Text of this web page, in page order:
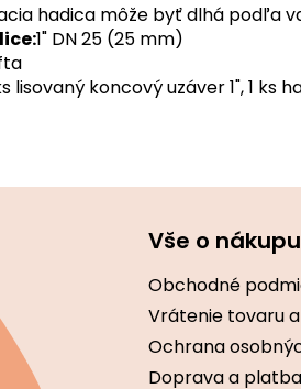
hadica môže byť dlhá podľa
1" DN 25 (25 mm)
lisovaný koncový uzáver 1", 1 ks
Vše o nákupu
Obchodné
Vrátenie tovaru
Ochrana
Doprava a platba